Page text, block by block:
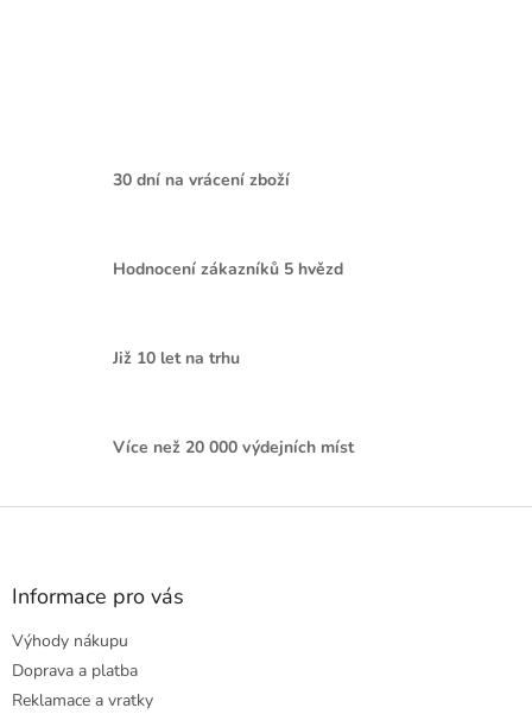
30 dní na vrácení zboží
Hodnocení zákazníků 5 hvězd
Již 10 let na trhu
Více než 20 000 výdejních míst
Z
Informace pro vás
Výhody nákupu
Doprava a platba
Reklamace a vratky